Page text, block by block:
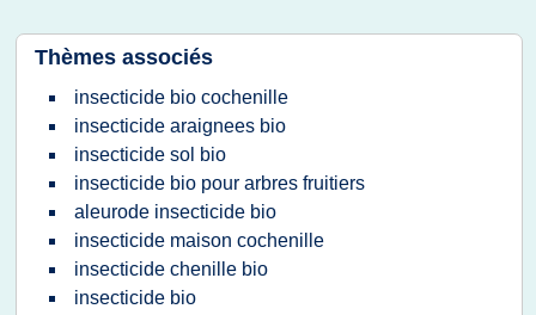
Thèmes associés
insecticide bio cochenille
insecticide araignees bio
insecticide sol bio
insecticide bio pour arbres fruitiers
aleurode insecticide bio
insecticide maison cochenille
insecticide chenille bio
insecticide bio